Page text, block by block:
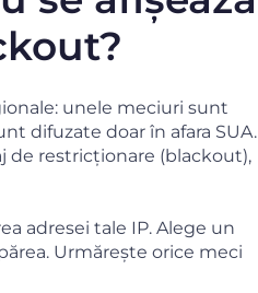
unele meciuri sunt
difuzate doar în afara SUA.
de restricționare (blackout),
adresei tale IP. Alege un
Urmărește orice meci